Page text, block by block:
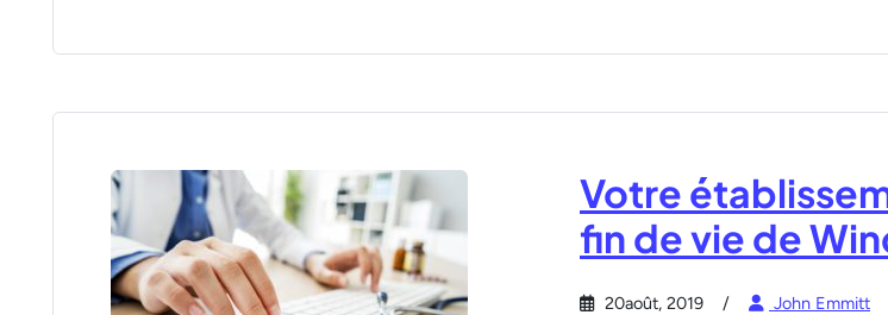
Votre
fin de vie de
20août, 2019 John Emmitt